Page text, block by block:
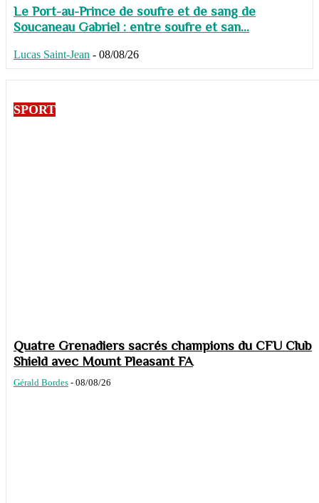
Le Port-au-Prince de soufre et de sang de
Soucaneau Gabriel : entre soufre et san...
Lucas Saint-Jean - 08/08/26
SPORT
Quatre Grenadiers sacrés champions du CFU Club
Shield avec Mount Pleasant FA
Gérald Bordes - 08/08/26